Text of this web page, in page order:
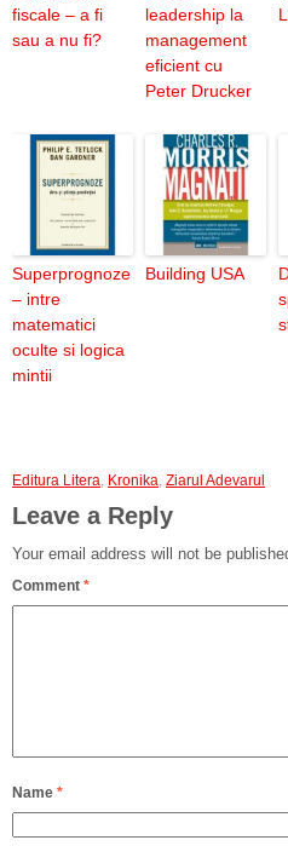
fiscale – a fi
sau a nu fi?
leadership la
management
eficient cu
Peter Drucker
Superprognoze
– intre
matematici
oculte si logica
mintii
Building USA
Editura Litera, Kronika, Ziarul Adevarul
Leave a Reply
Your email address will not be
Comment *
Name *